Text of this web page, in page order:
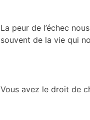
La peur de l’échec
souvent de la vie qui
Vous avez le droit de